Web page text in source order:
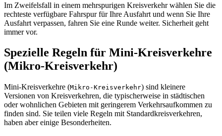
Im Zweifelsfall in einem mehrspurigen Kreisverkehr wählen Sie die
rechteste verfügbare Fahrspur für Ihre Ausfahrt und wenn Sie Ihre
Ausfahrt verpassen, fahren Sie eine Runde weiter. Sicherheit geht
immer vor.
Spezielle Regeln für Mini-Kreisverkehre
(Mikro-Kreisverkehr)
Mini-Kreisverkehre (Mikro-Kreisverkehr) sind kleinere
Versionen von Kreisverkehren, die typischerweise in städtischen
oder wohnlichen Gebieten mit geringerem Verkehrsaufkommen zu
finden sind. Sie teilen viele Regeln mit Standardkreisverkehren,
haben aber einige Besonderheiten.